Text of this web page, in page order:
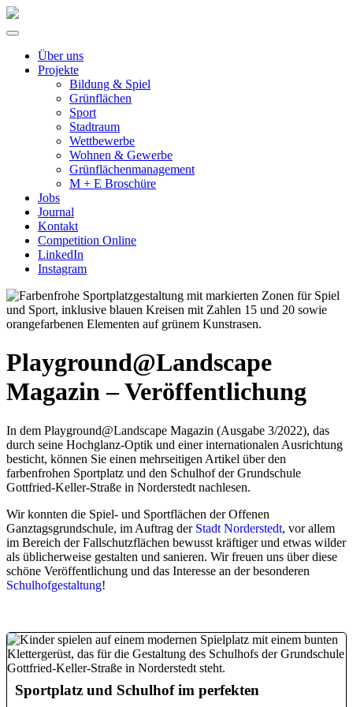
Über uns
Projekte
Bildung & Spiel
Grünflächen
Sport
Stadtraum
Wettbewerbe
Wohnen & Gewerbe
Grünflächenmanagement
M + E Broschüre
Jobs
Journal
Kontakt
Competition Online
LinkedIn
Instagram
Playground@Landscape
Magazin – Veröffentlichung
In dem Playground@Landscape Magazin (Ausgabe 3/2022), das
durch seine Hochglanz-Optik und einer internationalen Ausrichtung
besticht, können Sie einen mehrseitigen Artikel über den
farbenfrohen Sportplatz und den Schulhof der Grundschule
Gottfried-Keller-Straße in Norderstedt nachlesen.
Wir konnten die Spiel- und Sportflächen der Offenen
Ganztagsgrundschule, im Auftrag der Stadt Norderstedt, vor allem
im Bereich der Fallschutzflächen bewusst kräftiger und etwas wilder
als üblicherweise gestalten und sanieren. Wir freuen uns über diese
schöne Veröffentlichung und das Interesse an der besonderen
Schulhofgestaltung!
Sportplatz und Schulhof im perfekten